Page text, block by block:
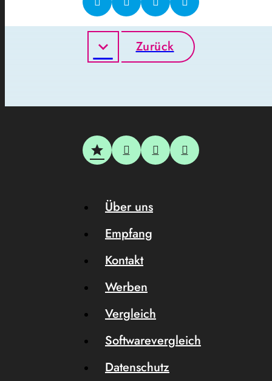
Zurück
Über uns
Empfang
Kontakt
Werben
Vergleich
Softwarevergleich
Datenschutz